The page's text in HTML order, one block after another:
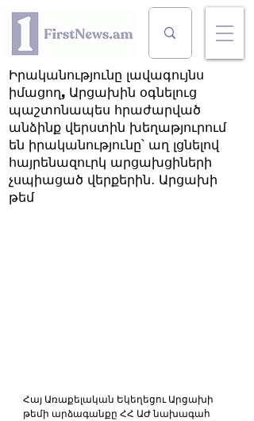
Իրականությունը լավագույնս
իմացող, Արցախին օգնելուց
պաշտոնապես հրաժարված
անձինք վերստին խեղաթյուրում
են իրականությունը՝ աղ լցնելով
հայրենազուրկ արցախցիների
չսպիացած վերքերին․ Արցախի
թեմ
Հայ Առաքելական Եկեղեցու Արցախի
թեմի արձագանքը ՀՀ ԱԺ նախագահ